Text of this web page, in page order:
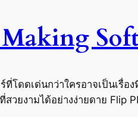
โดดเด่นกว่าใครอาจเป็นเรื่
วยงามได้อย่างง่ายดาย Flip